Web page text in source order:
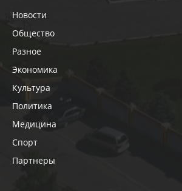
Новости
Общество
Разное
Экономика
Культура
Политика
Медицина
Спорт
Партнеры